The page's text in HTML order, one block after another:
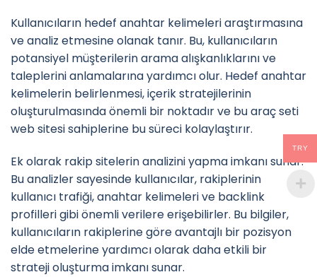
Kullanıcıların hedef anahtar kelimeleri araştırmasına
ve analiz etmesine olanak tanır. Bu, kullanıcıların
potansiyel müşterilerin arama alışkanlıklarını ve
taleplerini anlamalarına yardımcı olur. Hedef anahtar
kelimelerin belirlenmesi, içerik stratejilerinin
oluşturulmasında önemli bir noktadır ve bu araç seti
web sitesi sahiplerine bu süreci kolaylaştırır.
Ek olarak rakip sitelerin analizini yapma imkanı sunar.
Bu analizler sayesinde kullanıcılar, rakiplerinin
kullanıcı trafiği, anahtar kelimeleri ve backlink
profilleri gibi önemli verilere erişebilirler. Bu bilgiler,
kullanıcıların rakiplerine göre avantajlı bir pozisyon
elde etmelerine yardımcı olarak daha etkili bir
strateji oluşturma imkanı sunar.
TRY